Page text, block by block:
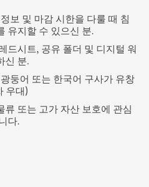
보 및 마감 시한을 다룰 때 침
유지할 수 있으신 분.
드시트, 공유 폴더 및 디지털 워
신 분.
둥어 또는 한국어 구사가 유창
우대)
류 또는 고가 자산 보호에 관심
다.